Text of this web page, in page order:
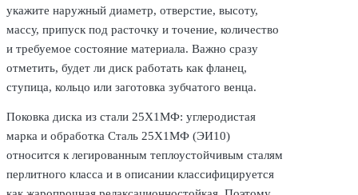
укажите наружный диаметр, отверстие, высоту,
массу, припуск под расточку и точение, количество
и требуемое состояние материала. Важно сразу
отметить, будет ли диск работать как фланец,
ступица, кольцо или заготовка зубчатого венца.
Поковка диска из стали 25Х1МФ: углеродистая
марка и обработка Сталь 25Х1МФ (ЭИ10)
относится к легированным теплоустойчивым сталям
перлитного класса и в описании классифицируется